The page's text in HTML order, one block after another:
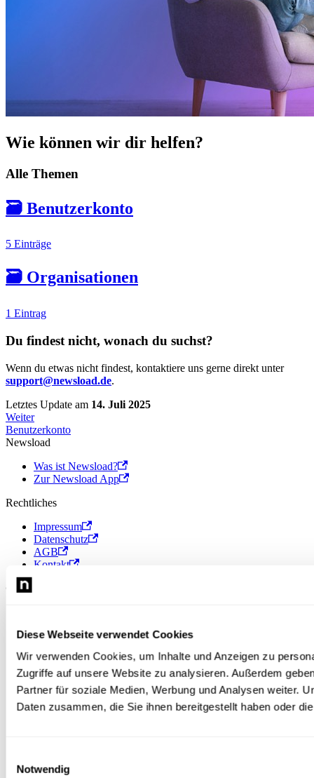
Diese Webseite verwendet Cookies
Wir verwenden Cookies, um Inhalte und Anzeigen zu
Zugriffe auf unsere Website zu analysieren. Außerdem
Partner für soziale Medien, Werbung und Analysen weiter.
Daten zusammen, die Sie ihnen bereitgestellt haben oder
Notwendig
Wie können wir dir helfen?
Alle Themen
🗃️ Benutzerkonto
5 Einträge
🗃️ Organisationen
1 Eintrag
Du findest nicht, wonach du suchst?
Wenn du etwas nicht findest, kontaktiere uns gerne direkt unter
support@newsload.de.
Letztes Update am 14. Juli 2025
Weiter
Benutzerkonto
Newsload
Was ist Newsload?
Zur Newsload App
Rechtliches
Impressum
Datenschutz
AGB
Kontakt
© 2026 Newsload, Newsload ist ein Produkt der Contiago GmbH.